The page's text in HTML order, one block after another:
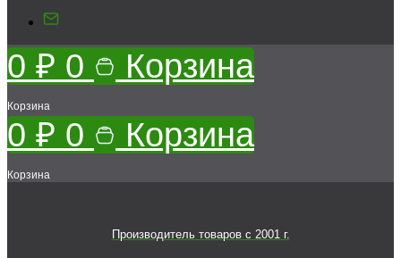
0 ₽ 0 Корзина
Корзина
0 ₽ 0 Корзина
Корзина
Производитель товаров c 2001 г.